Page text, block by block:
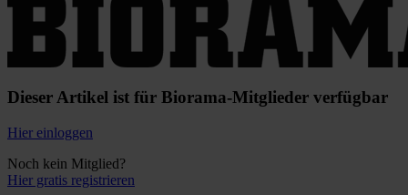
Dieser Artikel ist für Biorama-Mitglieder verfügbar
Hier einloggen
Noch kein Mitglied?
Hier gratis registrieren